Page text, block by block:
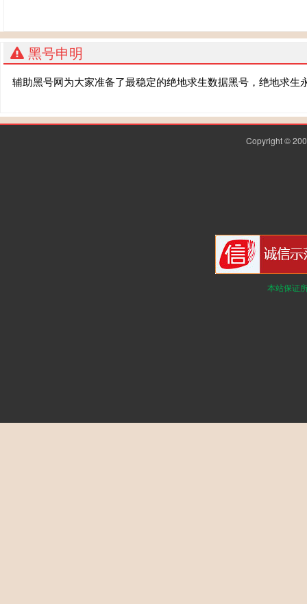
黑号申明
辅助黑号网为大家准备了最稳定的绝地求生数据黑号，绝地求
Copyright ©
本站保证